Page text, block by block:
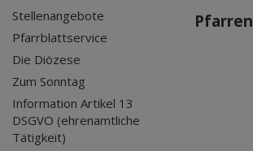
Stellenangebote
Pfarrblattservice
Die Diözese
Zum Sonntag
Information Artikel 13
DSGVO (ehrenamtliche
Tätigkeit)
Pfarren